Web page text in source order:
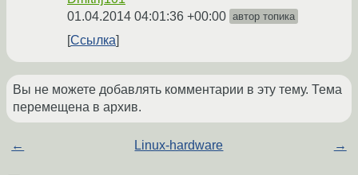
01.04.2014 04:01:36 +00:00 автор топика
Ссылка
Вы не можете добавлять комментарии в эту тему. Тема
перемещена в архив.
← Linux-hardware →